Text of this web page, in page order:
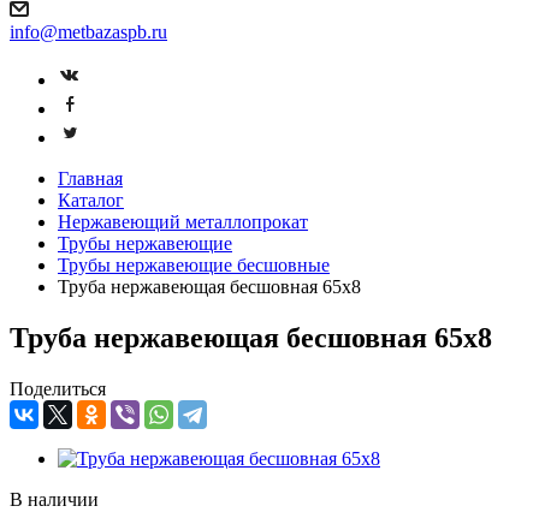
info@metbazaspb.ru
Главная
Каталог
Нержавеющий металлопрокат
Трубы нержавеющие
Трубы нержавеющие бесшовные
Труба нержавеющая бесшовная 65х8
Труба нержавеющая бесшовная 65х8
Поделиться
В наличии